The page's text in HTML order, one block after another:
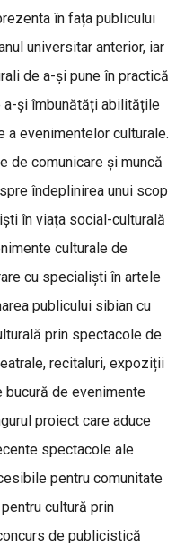
în fața publicului
universitar anterior, iar
de a-și pune în practică
și îmbunătăți abilitățile
a evenimentelor culturale.
de comunicare și muncă
îndeplinirea unui scop
în viața social-culturală
culturale de
cu specialiști în artele
publicului sibian cu
prin spectacole de
recitaluri, expoziții
bucură de evenimente
proiect care aduce
spectacole ale
pentru comunitate
cultură prin
de publicistică